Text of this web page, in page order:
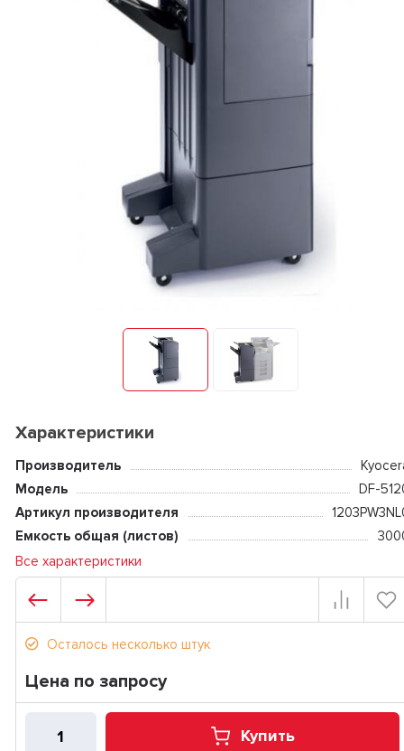
Характеристики
Производитель
Модель
DF-
Артикул производителя
Емкость общая (листов)
Все характеристики
Осталось несколько штук
Цена по запросу
Купить